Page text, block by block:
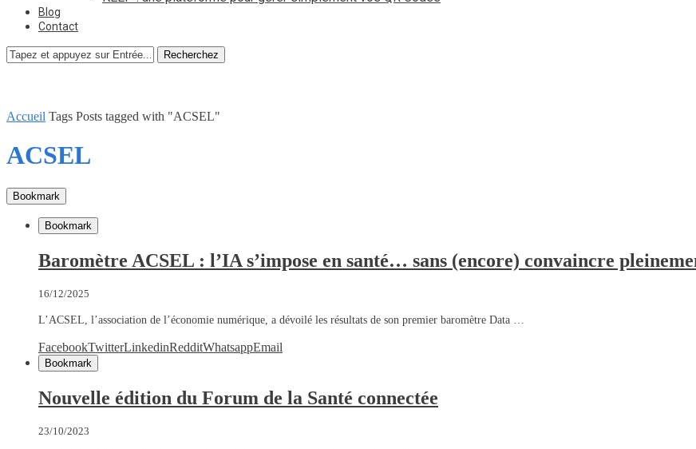
Blog
Contact
Recherchez
Accueil Tags Posts tagged with "ACSEL"
ACSEL
Bookmark
Bookmark
Baromètre ACSEL : l’IA s’impose en santé… sans (encore) convaincre
16/12/2025
L’ACSEL, l’association de l’économie numérique, a dévoilé les résultats de son premier baromètre Data …
FacebookTwitterLinkedinRedditWhatsappEmail
Bookmark
Nouvelle édition du Forum de la Santé connectée
23/10/2023